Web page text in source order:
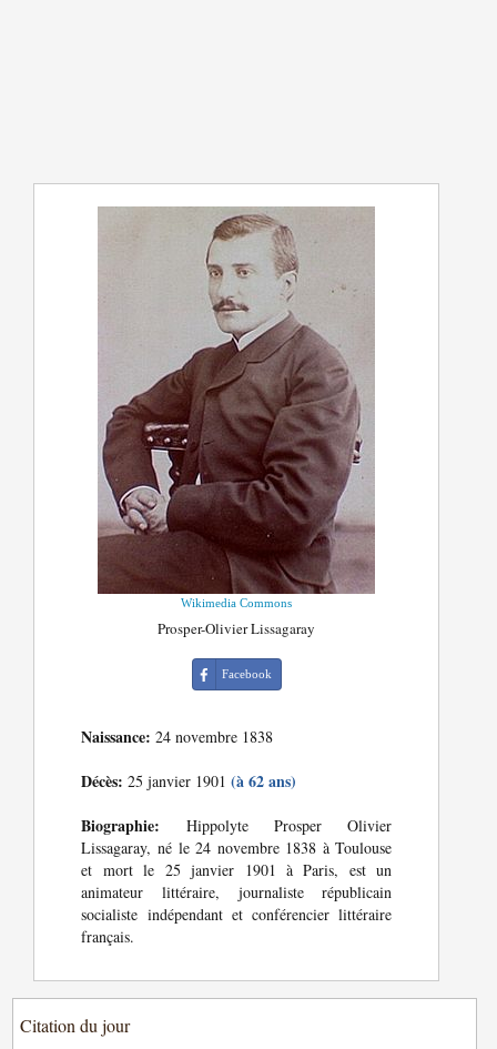
Wikimedia Commons
Prosper-Olivier Lissagaray
Facebook
Naissance: 24 novembre 1838
Décès: 25 janvier 1901(à 62 ans)
Biographie: Hippolyte Prosper Olivier
Lissagaray, né le 24 novembre 1838 à Toulouse
et mort le 25 janvier 1901 à Paris, est un
animateur littéraire, journaliste républicain
socialiste indépendant et conférencier littéraire
français.
Citation du jour